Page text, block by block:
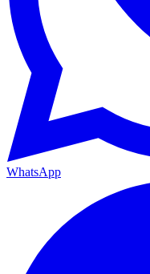
WhatsApp